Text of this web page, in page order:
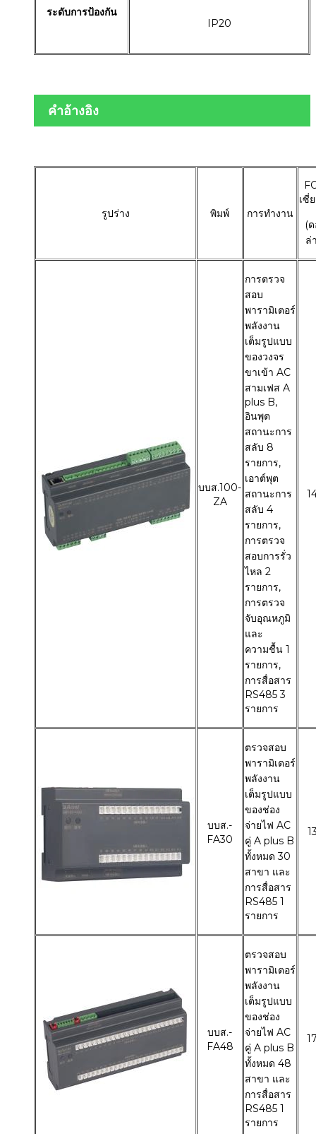
ระดับการป้องกัน
IP20
คำอ้างอิง
รูปร่าง พิมพ์ การทำงาน
เซี่
(
ล่
บบส.100-
ZA
การตรวจ
สอบ
พารามิเตอร์
พลังงาน
เต็มรูปแบบ
ของวงจร
ขาเข้า AC
สามเฟส A
plus B,
อินพุต
สถานะการ
สลับ 8
รายการ,
เอาต์พุต
สถานะการ
สลับ 4
รายการ,
การตรวจ
สอบการรั่ว
ไหล 2
รายการ,
การตรวจ
จับอุณหภูมิ
และ
ความชื้น 1
รายการ,
การสื่อสาร
RS485 3
รายการ
บบส.-
FA30
ตรวจสอบ
พารามิเตอร์
พลังงาน
เต็มรูปแบบ
ของช่อง
จ่ายไฟ AC
คู่ A plus B
ทั้งหมด 30
สาขา และ
การสื่อสาร
RS485 1
รายการ
บบส.-
FA48
ตรวจสอบ
พารามิเตอร์
พลังงาน
เต็มรูปแบบ
ของช่อง
จ่ายไฟ AC
คู่ A plus B
ทั้งหมด 48
สาขา และ
การสื่อสาร
RS485 1
รายการ